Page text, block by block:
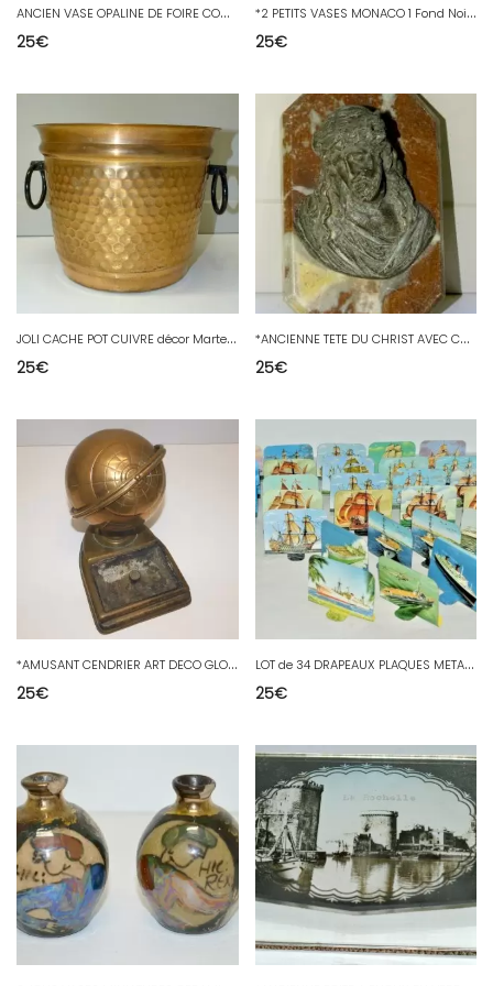
A
NCIEN VASE OPALINE DE FOIRE COULEUR BLEUE OBJET DE COLLECTION DECO VITRINE XXe
25€
*
2 PETITS VASES MONACO 1 Fond Noir 1 Fond Jaune CERART Vases à violettes vitrine
25€
J
OLI CACHE POT CUIVRE décor Martelé LECELLIER VILLEDIEU poignées métal noir XXe
25€
*
ANCIENNE TETE DU CHRIST AVEC COURONNE DEPINES en REGULE sur MARBRE ROUGE D
25€
*
AMUSANT CENDRIER ART DECO GLOBE TERRESTRE EN LAITON DECO VINTAGE
25€
L
OT de 34 DRAPEAUX PLAQUES METAL CADEAU HUILOR BATEAUX VOILIERS BONAPARTE pub
25€